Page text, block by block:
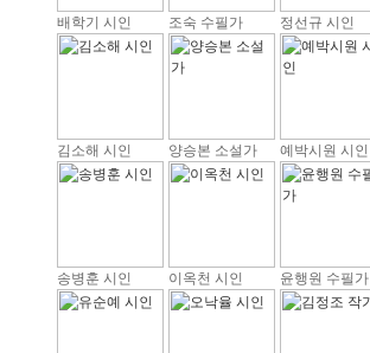
배학기 시인 조숙 수필가 정선규 시인
김소해 시인 양승본 소설가 예박시원 시인
송병훈 시인 이옥천 시인 윤행원 수필가